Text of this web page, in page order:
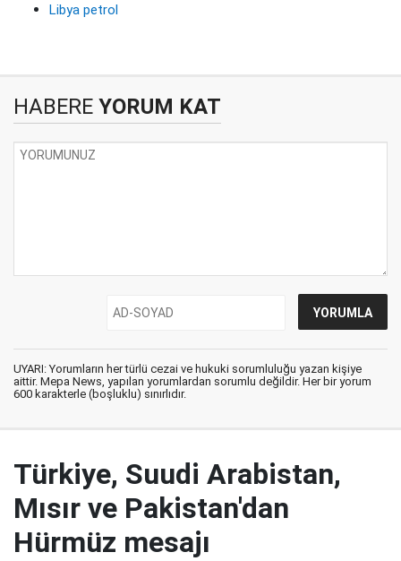
Libya petrol
HABERE YORUM KAT
UYARI: Yorumların her türlü cezai ve hukuki sorumluluğu yazan kişiye
aittir. Mepa News, yapılan yorumlardan sorumlu değildir. Her bir yorum
600 karakterle (boşluklu) sınırlıdır.
Türkiye, Suudi Arabistan,
Mısır ve Pakistan'dan
Hürmüz mesajı